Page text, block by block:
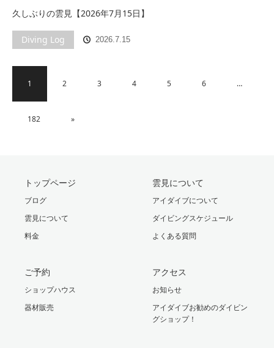
久しぶりの雲見【2026年7月15日】
Diving Log 2026.7.15
1 2 3 4 5 6 …
182 »
トップページ
ブログ
雲見について
料金
雲見について
アイダイブについて
ダイビングスケジュール
よくある質問
ご予約
ショップハウス
器材販売
アクセス
お知らせ
アイダイブお勧めのダイビン
グショップ！